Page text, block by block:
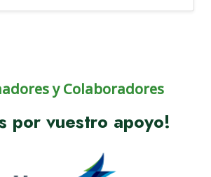
y Colaboradores
por vuestro apoyo!